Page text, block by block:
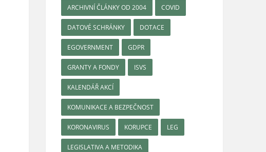
ARCHIVNÍ ČLÁNKY OD 2004 COVID
DATOVÉ SCHRÁNKY DOTACE
EGOVERNMENT GDPR
GRANTY A FONDY ISVS
KALENDÁŘ AKCÍ
KOMUNIKACE A BEZPEČNOST
KORONAVIRUS KORUPCE LEG
LEGISLATIVA A METODIKA